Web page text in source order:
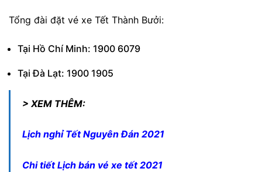
Tổng đài đặt vé xe Tết Thành Bưởi:
Tại Hồ Chí Minh: 1900 6079
Tại Đà Lạt: 1900 1905
> XEM THÊM:
Lịch nghỉ Tết Nguyên Đán 2021
Chi tiết Lịch bán vé xe tết 2021